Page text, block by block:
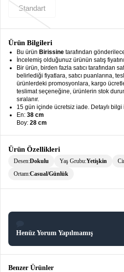
Tesettür
Giyim keyboard_arrow_down
Büyük
Bedenkeyboard_arrow_down
Giyimkeyboard_arrow_down
Standart
Ürün Bilgileri
Bu ürün Birissine tarafından
İncelemiş olduğunuz ürünün satış
Bir ürün, birden fazla satıcı tarafından
belirlediği fiyatlara, satıcı puanlarına,
ürünlerdeki promosyonlara, kargo
teslimat seçeneğine, ürünlerin stok
sıralanır.
15 gün içinde ücretsiz iade. Detaylı bilgi
En: 38 cm
Boy: 28 cm
Ürün Özellikleri
Desen:Dokulu Yaş Grubu:Yetişkin
Ortam:Casual/Günlük
Henüz Yorum Yapılmamış
Benzer Ürünler